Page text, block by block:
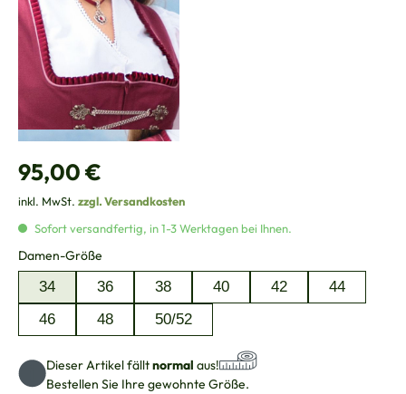
Regulärer Preis:
95,00 €
inkl. MwSt. zzgl. Versandkosten
Sofort versandfertig, in 1-3 Werktagen bei Ihnen.
Damen-Größe
34 36 38 40 42
44
46
48 50/52
Dieser Artikel fälltnormal aus!
Bestellen Sie Ihre gewohnte Größe.